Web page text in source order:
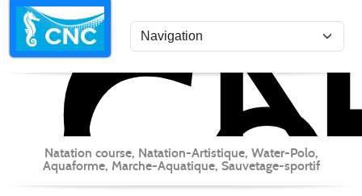
Natation course, Natation-Artistique, Water-Polo,
Aquaforme, Marche-Aquatique, Sauvetage-sportif
Panneau de gestion des cookies